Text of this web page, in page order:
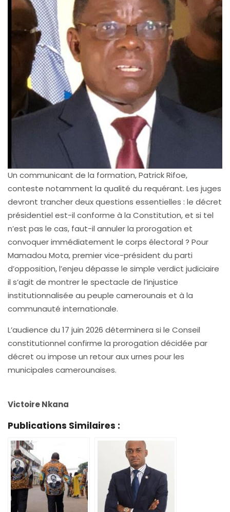
Un communicant de la formation, Patrick Rifoe,
conteste notamment la qualité du requérant. Les juges
devront trancher deux questions essentielles : le décret
présidentiel est-il conforme à la Constitution, et si tel
n’est pas le cas, faut-il annuler la prorogation et
convoquer immédiatement le corps électoral ? Pour
Mamadou Mota, premier vice-président du parti
d’opposition, l’enjeu dépasse le simple verdict judiciaire
il s’agit de montrer le spectacle de l’injustice
institutionnalisée au peuple camerounais et à la
communauté internationale.
L’audience du 17 juin 2026 déterminera si le Conseil
constitutionnel confirme la prorogation décidée par
décret ou impose un retour aux urnes pour les
municipales camerounaises.
Victoire Nkana
Publications Similaires :